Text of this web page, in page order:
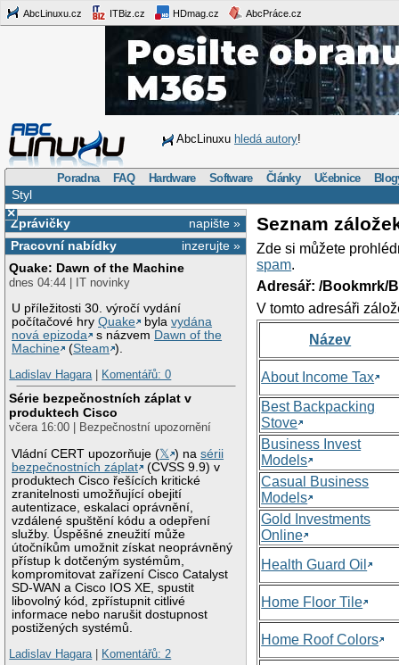
AbcLinuxu.cz ITBiz.cz HDmag.cz AbcPráce.cz
AbcLinuxu hledá autory!
Poradna FAQ Hardware Software Články Učebnice
Styl
×
napište »
Zprávičky
inzerujte »
Pracovní nabídky
Quake: Dawn of the Machine
dnes 04:44 | IT novinky
U příležitosti 30. výročí vydání
počítačové hryQuake bylavydána
nová epizoda
s názvem Dawn of the
Machine
(Steam ).
Ladislav Hagara| Komentářů: 0
Série bezpečnostních záplat v
produktech Cisco
včera 16:00 | Bezpečnostní upozornění
Vládní CERT upozorňuje (𝕏 ) nasérii
bezpečnostních záplat
(CVSS 9.9) v
produktech Cisco řešících kritické
zranitelnosti umožňující obejití
autentizace, eskalaci oprávnění,
vzdálené spuštění kódu a odepření
služby. Úspěšné zneužití může
útočníkům umožnit získat neoprávněný
přístup k dotčeným systémům,
kompromitovat zařízení Cisco Catalyst
SD-WAN a Cisco IOS XE, spustit
libovolný kód, zpřístupnit citlivé
informace nebo narušit dostupnost
postižených systémů.
Ladislav Hagara| Komentářů: 2
Seznam
Zde si můžete
spam.
Adresář: /Bookmrk/
V tomto adresáři
Název
About Income Tax
Best Backpacking
Stove
Business Invest
Models
Casual Business
Models
Gold Investments
Online
Health Guard Oil
Home Floor Tile
Home Roof Colors